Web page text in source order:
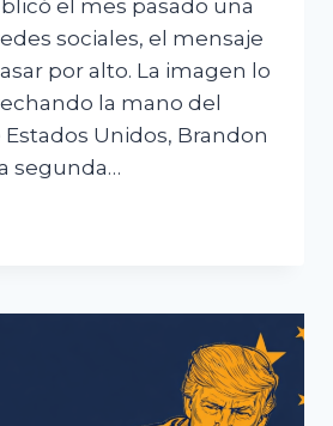
el mes pasado una
sociales, el mensaje
por alto. La imagen lo
la mano del
Unidos, Brandon
segunda…